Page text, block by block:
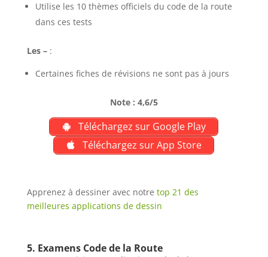
Utilise les 10 thèmes officiels du code de la route
dans ces tests
Les –:
Certaines fiches de révisions ne sont pas à jours
Note : 4,6/5
Téléchargez sur Google Play
Téléchargez sur App Store
Apprenez à dessiner avec notre top 21 des
meilleures applications de dessin
5. Examens Code de la Route